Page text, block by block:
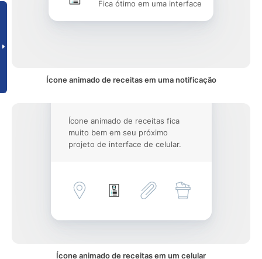
Fica ótimo em uma interface
Ícone animado de receitas em uma notificação
Ícone animado de receitas fica
muito bem em seu próximo
projeto de interface de celular.
Ícone animado de receitas em um celular